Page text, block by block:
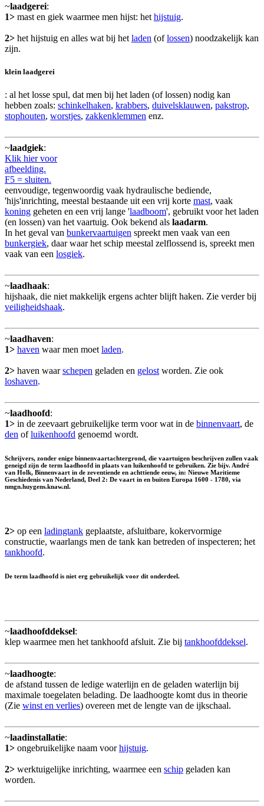
~laadgerei:
1> mast en giek waarmee men hijst: het hijstuig.
2> het hijstuig en alles wat bij het laden (oflossen) noodzakelijk kan
zijn.
klein laadgerei
: al het losse spul, dat men bij het laden (of lossen) nodig kan
hebben zoals: schinkelhaken, krabbers, duivelsklauwen, pakstrop,
stophouten, worstjes, zakkenklemmen enz.
~laadgiek:
Klik hier voor
afbeelding.
F5 = sluiten.
eenvoudige, tegenwoordig vaak hydraulische bediende,
'hijs'inrichting, meestal bestaande uit een vrij korte mast, vaak
koning geheten en een vrij lange 'laadboom', gebruikt voor het laden
(en lossen) van het vaartuig. Ook bekend als laadarm.
In het geval van bunkervaartuigen spreekt men vaak van een
bunkergiek, daar waar het schip meestal zelflossend is, spreekt men
vaak van een losgiek.
~laadhaak:
hijshaak, die niet makkelijk ergens achter blijft haken. Zie verder bij
veiligheidshaak.
~laadhaven:
1> haven waar men moet laden.
2> haven waarschepen geladen en gelost worden. Zie ook
loshaven.
~laadhoofd:
1> in de zeevaart gebruikelijke term voor wat in de binnenvaart, de
den ofluikenhoofd genoemd wordt.
Schrijvers, zonder enige binnenvaartachtergrond, die vaartuigen beschrijven zullen vaak
geneigd zijn de term laadhoofd in plaats van luikenhoofd te gebruiken. Zie bijv. André
van Holk, Binnenvaart in de zeventiende en achttiende eeuw, in: Nieuwe Maritieme
Geschiedenis van Nederland, Deel 2: De vaart in en buiten Europa 1600 - 1780, via
nmgn.huygens.knaw.nl.
2> op een ladingtank geplaatste, afsluitbare, kokervormige
constructie, waarlangs men de tank kan betreden of inspecteren; het
tankhoofd.
De term laadhoofd is niet erg gebruikelijk voor dit onderdeel.
~laadhoofddeksel:
klep waarmee men het tankhoofd afsluit. Zie bij tankhoofddeksel.
~laadhoogte:
de afstand tussen de ledige waterlijn en de geladen waterlijn bij
maximale toegelaten belading. De laadhoogte komt dus in theorie
(Zie winst en verlies) overeen met de lengte van de ijkschaal.
~laadinstallatie:
1> ongebruikelijke naam voorhijstuig.
2> werktuigelijke inrichting, waarmee een schip geladen kan
worden.